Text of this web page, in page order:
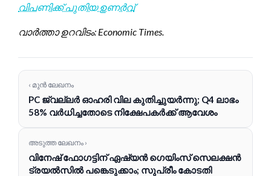
വിപണിക്ക് പുതിയ ഉണർവ്
വാർത്താ ഉറവിടം: Economic Times.
‹ മുൻ ലേഖനം
PC ജ്വല്ലർ ഓഹരി വില കുതിച്ചുയർന്നു; Q4 ലാഭം
58% വർധിച്ചതോടെ നിക്ഷേപകർക്ക് ആവേശം
അടുത്ത ലേഖനം ›
വിനേഷ് ഫോഗട്ടിന് ഏഷ്യൻ ഗെയിംസ് സെലക്ഷൻ
ട്രയൽസിൽ പങ്കെടുക്കാം; സുപ്രീം കോടതി